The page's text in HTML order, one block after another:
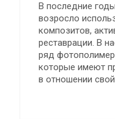
В последние
возросло
композитов,
реставрации. В
ряд
которые имеют
в отношении